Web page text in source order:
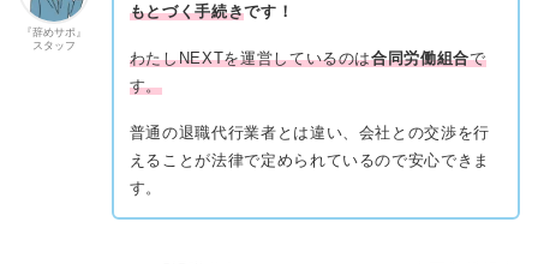
『辞めサポ』
スタッフ
もとづく手続きです！
わたしNEXTを運営しているのは合同労働組合で
す。
普通の退職代行業者とは違い、会社との交渉を行
えることが法律で定められているので安心できま
す。